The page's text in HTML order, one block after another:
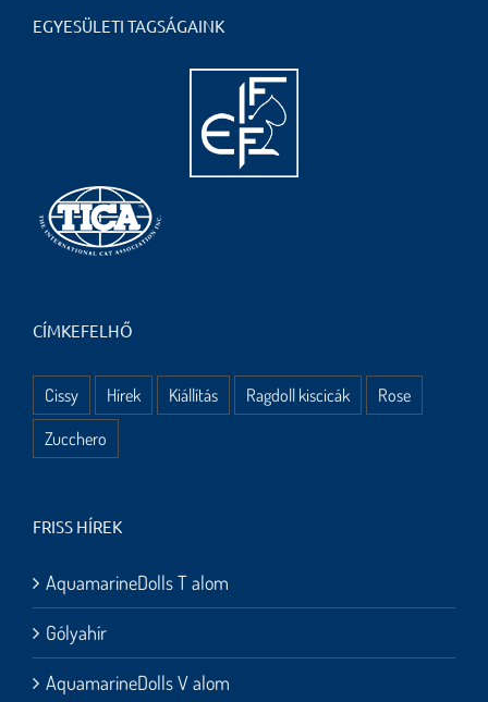
EGYESÜLETI TAGSÁGAINK
CÍMKEFELHŐ
Cissy Hírek Kiállítás Ragdoll kiscicák
Rose
Zucchero
FRISS HÍREK
AquamarineDolls T alom
Gólyahír
AquamarineDolls V alom